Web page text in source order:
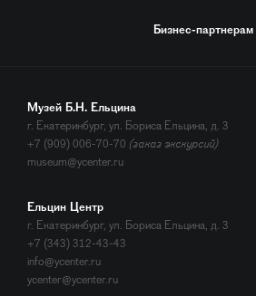
Бизнес-партнерам
Музей Б.Н. Ельцина
г. Екатеринбург, ул. Бориса Ельцина, д. 3
+7 (909) 006-70-70 (заказ экскурсий)
museum@ycenter.ru
Ельцин Центр
г. Екатеринбург, ул. Бориса Ельцина, д. 3
+7 (343) 312-43-43
info@ycenter.ru
ycenter@ycenter.ru